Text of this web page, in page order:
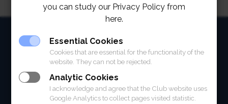
ABOUT
FACILITIES
SPORTS
you can study our Privacy Policy from
here.
Essential Cookies
Cookies that are essential for the functionality of the
website. They can not be rejected.
Analytic Cookies
I acknowledge and agree that the Club website uses
Google Analytics to collect pages visited statistic.